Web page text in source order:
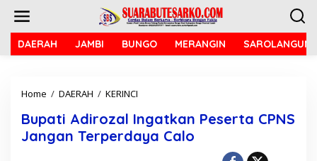
DAERAH JAMBI BUNGO MERANGIN SAROLANGUN
Home / DAERAH / KERINCI
p
a
t
Bupati Adirozal Ingatkan Peserta CPNS
Jangan Terperdaya Calo